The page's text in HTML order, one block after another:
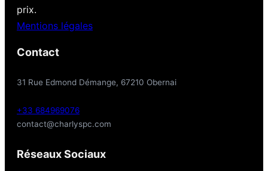
prix.
Mentions légales
Contact
31 Rue Edmond Démange, 67210 Obernai
+33 684969076
contact@charlyspc.com
Réseaux Sociaux